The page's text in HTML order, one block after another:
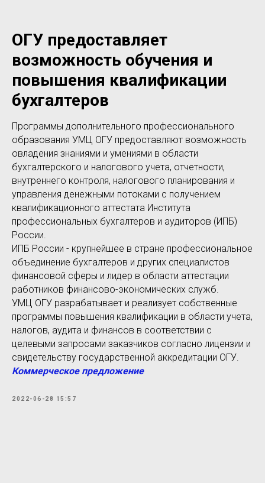
ОГУ предоставляет
возможность обучения и
повышения квалификации
бухгалтеров
Программы дополнительного профессионального
образования УМЦ ОГУ предоставляют возможность
овладения знаниями и умениями в области
бухгалтерского и налогового учета, отчетности,
внутреннего контроля, налогового планирования и
управления денежными потоками с получением
квалификационного аттестата Института
профессиональных бухгалтеров и аудиторов (ИПБ)
России.
ИПБ России - крупнейшее в стране профессиональное
объединение бухгалтеров и других специалистов
финансовой сферы и лидер в области аттестации
работников финансово-экономических служб.
УМЦ ОГУ разрабатывает и реализует собственные
программы повышения квалификации в области учета,
налогов, аудита и финансов в соответствии с
целевыми запросами заказчиков согласно лицензии и
свидетельству государственной аккредитации ОГУ.
Коммерческое предложение
2022-06-28 15:57